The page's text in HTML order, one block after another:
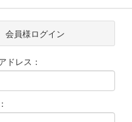
会員様ログイン
ドレス：